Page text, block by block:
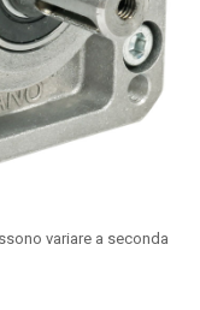
variare a seconda